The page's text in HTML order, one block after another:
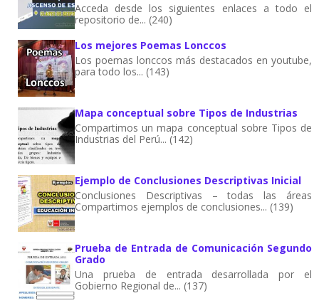
Acceda desde los siguientes enlaces a todo el
repositorio de... (240)
Los mejores Poemas Lonccos
Los poemas lonccos más destacados en youtube,
para todo los... (143)
Mapa conceptual sobre Tipos de Industrias
Compartimos un mapa conceptual sobre Tipos de
Industrias del Perú... (142)
Ejemplo de Conclusiones Descriptivas Inicial
Conclusiones Descriptivas – todas las áreas
Compartimos ejemplos de conclusiones... (139)
Prueba de Entrada de Comunicación Segundo
Grado
Una prueba de entrada desarrollada por el
Gobierno Regional de... (137)